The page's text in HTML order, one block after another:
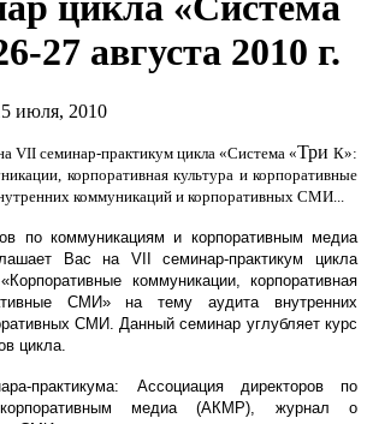
27 августа 2010 г.
июля, 2010
VII семинар-практикум цикла «Система «Три К»:
корпоративная культура и корпоративные
коммуникаций и корпоративных СМИ...
по коммуникациям и корпоративным медиа
Вас на VII семинар-практикум цикла
коммуникации, корпоративная
СМИ» на тему аудита внутренних
СМИ. Данный семинар углубляет курс
цикла.
практикума: Ассоциация директоров по
медиа (АКМР), журнал о